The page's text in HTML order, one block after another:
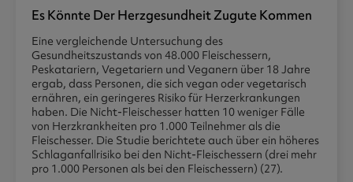
Es Könnte Der Herzgesundheit Zugute Kommen
Eine vergleichende Untersuchung des
Gesundheitszustands von 48.000 Fleischessern,
Peskatariern, Vegetariern und Veganern über 18 Jahre
ergab, dass Personen, die sich vegan oder vegetarisch
ernähren, ein geringeres Risiko für Herzerkrankungen
haben. Die Nicht-Fleischesser hatten 10 weniger Fälle
von Herzkrankheiten pro 1.000 Teilnehmer als die
Fleischesser. Die Studie berichtete auch über ein höheres
Schlaganfallrisiko bei den Nicht-Fleischessern (drei mehr
pro 1.000 Personen als bei den Fleischessern) (27).